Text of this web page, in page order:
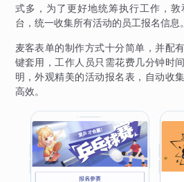
式多，为了更好地统筹执行工作，
台，统一收集所有活动的员工报名信息。
麦客表单的制作方式十分简单，并配
键套用，工作人员只需花费几分钟时
明，外观精美的活动报名表，自动收
高效。